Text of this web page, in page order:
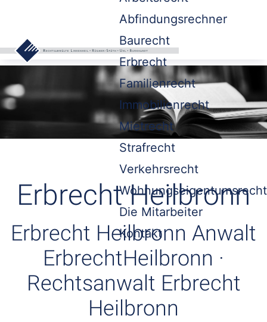
Abfindungsrechner
Baurecht
Erbrecht
Familienrecht
Immobilienrecht
Mietrecht
Strafrecht
Verkehrsrecht
Wohnungseigentumsrecht
Die Mitarbeiter
Kontakt
Erbrecht Heilbronn
Erbrecht Heilbronn Anwalt
ErbrechtHeilbronn ·
Rechtsanwalt Erbrecht
Heilbronn